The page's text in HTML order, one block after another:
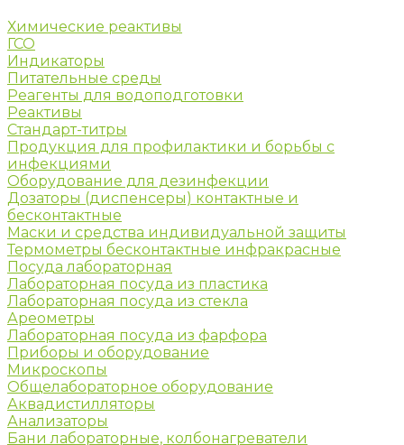
Химические реактивы
ГСО
Индикаторы
Питательные среды
Реагенты для водоподготовки
Реактивы
Стандарт-титры
Продукция для профилактики и борьбы с
инфекциями
Оборудование для дезинфекции
Дозаторы (диспенсеры) контактные и
бесконтактные
Маски и средства индивидуальной защиты
Термометры бесконтактные инфракрасные
Посуда лабораторная
Лабораторная посуда из пластика
Лабораторная посуда из стекла
Ареометры
Лабораторная посуда из фарфора
Приборы и оборудование
Микроскопы
Общелабораторное оборудование
Аквадистилляторы
Анализаторы
Бани лабораторные, колбонагреватели